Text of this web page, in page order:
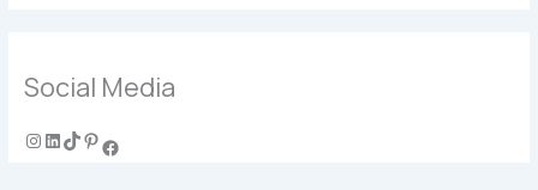
Social Media